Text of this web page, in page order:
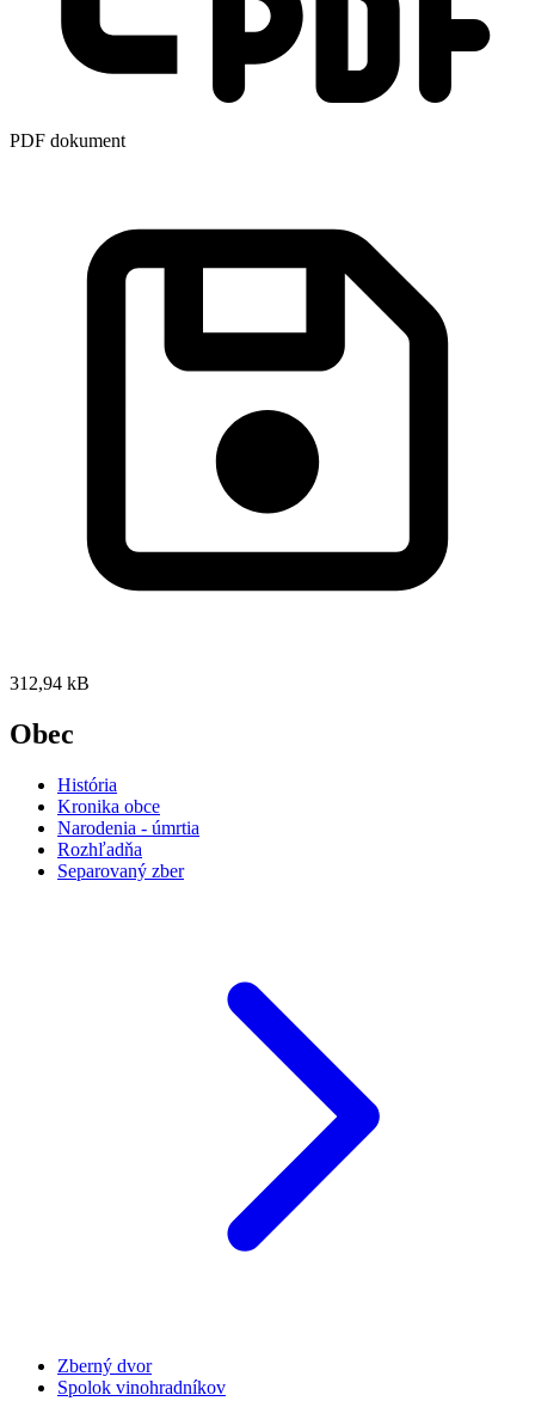
PDF dokument
312,94 kB
Obec
História
Kronika obce
Narodenia - úmrtia
Rozhľadňa
Separovaný zber
Zberný dvor
Spolok vinohradníkov